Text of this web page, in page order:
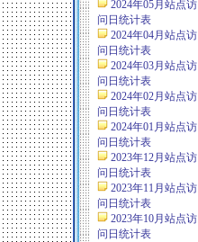
2024年05月站点访
问日统计表
2024年04月站点访
问日统计表
2024年03月站点访
问日统计表
2024年02月站点访
问日统计表
2024年01月站点访
问日统计表
2023年12月站点访
问日统计表
2023年11月站点访
问日统计表
2023年10月站点访
问日统计表